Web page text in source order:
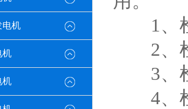
电机
机
机
1、检
2、检
3、检
4、检